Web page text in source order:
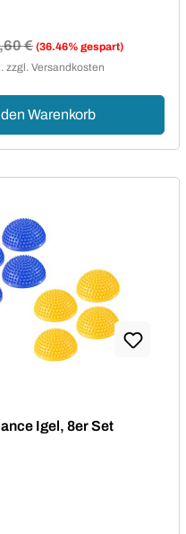
Preis:
€ (36.46% gespart)
zzgl. Versandkosten
den Warenkorb
Igel, 8er Set